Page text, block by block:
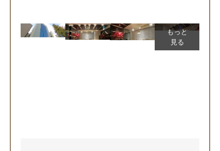
もっと
見る